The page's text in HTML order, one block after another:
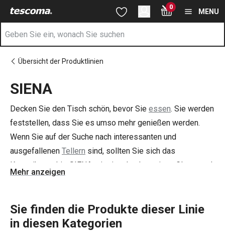
Zum Hauptinhalt springen
Zur Suche springen
Zur Navigation springen 0
MENU
Übersicht der Produktlinien
SIENA
Decken Sie den Tisch schön, bevor Sie essen. Sie werden
feststellen, dass Sie es umso mehr genießen werden.
Wenn Sie auf der Suche nach interessanten und
ausgefallenen Tellern sind, sollten Sie sich das
Keramikgeschirr SIENA mit einer hochwertigen Glasur und
einem attraktiven dunklen Design ansehen. Es ist sowohl
Teller sind handgefertigt, jedes Stück ist ein Original.
Mehr anzeigen
Sie finden die Produkte dieser Linie
in diesen Kategorien